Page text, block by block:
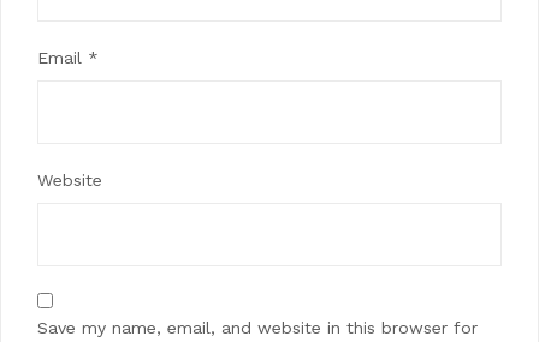
Email *
Website
Save my name, email, and website in this browser for